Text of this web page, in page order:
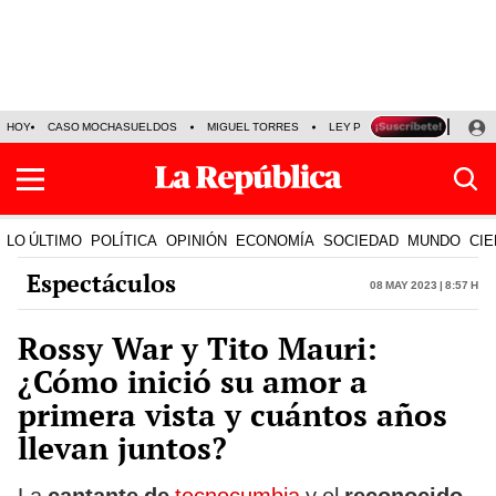
HOY CASO MOCHASUELDOS MIGUEL TORRES LEY PULPÍN PRECIO DEL
LO ÚLTIMO POLÍTICA OPINIÓN ECONOMÍA SOCIEDAD MUNDO
Espectáculos 08 May 2023 | 8:57 h
Rossy War y Tito Mauri:
¿Cómo inició su amor a
primera vista y cuántos años
llevan juntos?